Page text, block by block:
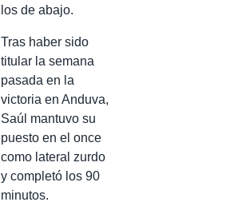
los de abajo.
Tras haber sido
titular la semana
pasada en la
victoria en Anduva,
Saúl mantuvo su
puesto en el once
como lateral zurdo
y completó los 90
minutos.